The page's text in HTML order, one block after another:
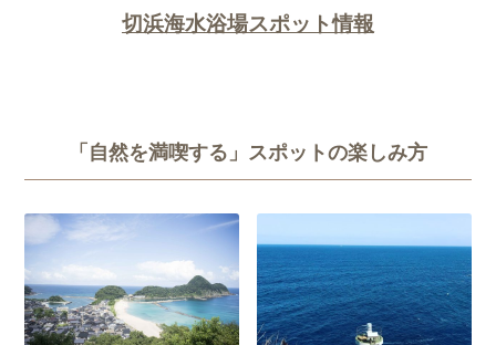
切浜海水浴場スポット情報
「自然を満喫する」スポットの楽しみ方